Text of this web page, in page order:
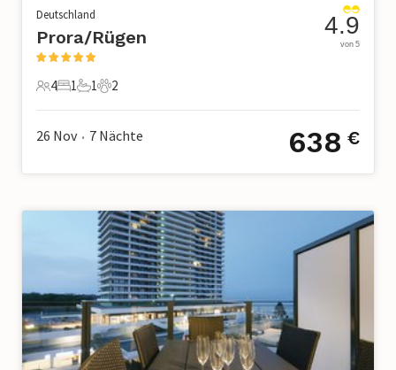
Deutschland
Prora/Rügen
4 Gäste
4
1 Schlafzimmer
1
1 Badezimmer
1
2 Haustiere
2
4.9
von 5
26 Nov • 7 Nächte 638 €